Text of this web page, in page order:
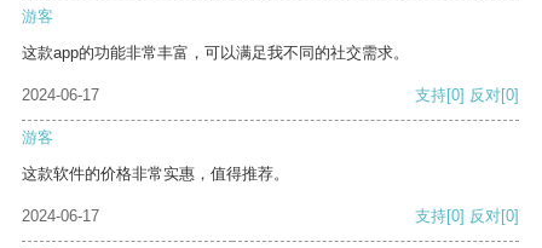
游客
这款app的功能非常丰富，可以满足我不同的社交需求。
2024-06-17 支持[0] 反对[0]
游客
这款软件的价格非常实惠，值得推荐。
2024-06-17 支持[0] 反对[0]